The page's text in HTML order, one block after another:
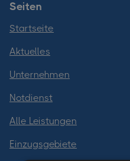
Seiten
Startseite
Aktuelles
Unternehmen
Notdienst
Alle Leistungen
Einzugsgebiete